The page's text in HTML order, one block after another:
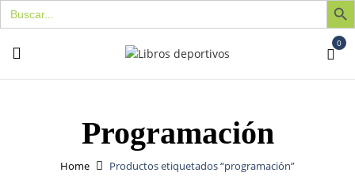
Buscar:
0
Programación
Home Productos etiquetados “programación”